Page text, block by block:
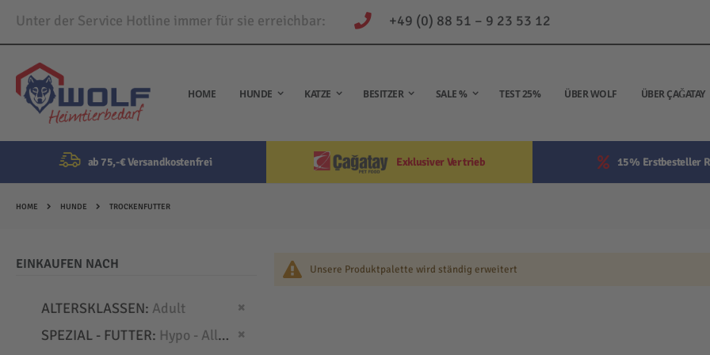
Unter der Service Hotline immer für sie erreichbar: +49 (0) 88 51 – 9 23 53 12
Direkt
zum
Inhalt
HOME HUNDE KATZE BESITZER SALE % TEST 25% ÜBER WOLF ÜBER ÇAĞATAY
ab 75,-€ Versandkostenfrei Exklusiver Vertrieb 15% Erstbesteller
HOME HUNDE TROCKENFUTTER
Unsere Produktpalette wird ständig erweitert
EINKAUFEN NACH
ALTERSKLASSEN Adult
SPEZIAL - FUTTER Hypo - Allergien